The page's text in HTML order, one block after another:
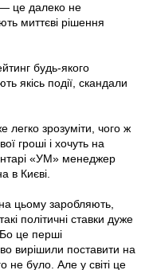
— це далеко не
миттєві рішення
будь-якого
якісь події, скандали
зрозуміти, чого ж
гроші і хочуть на
«УМ» менеджер
в Києві.
цьому заробляють,
політичні ставки дуже
це перші
вирішили поставити на
не було. Але у світі це